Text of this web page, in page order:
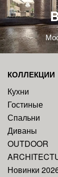
КОЛЛЕКЦИИ
Кухни
Гостиные
Спальни
Диваны
OUTDOOR
Новинки